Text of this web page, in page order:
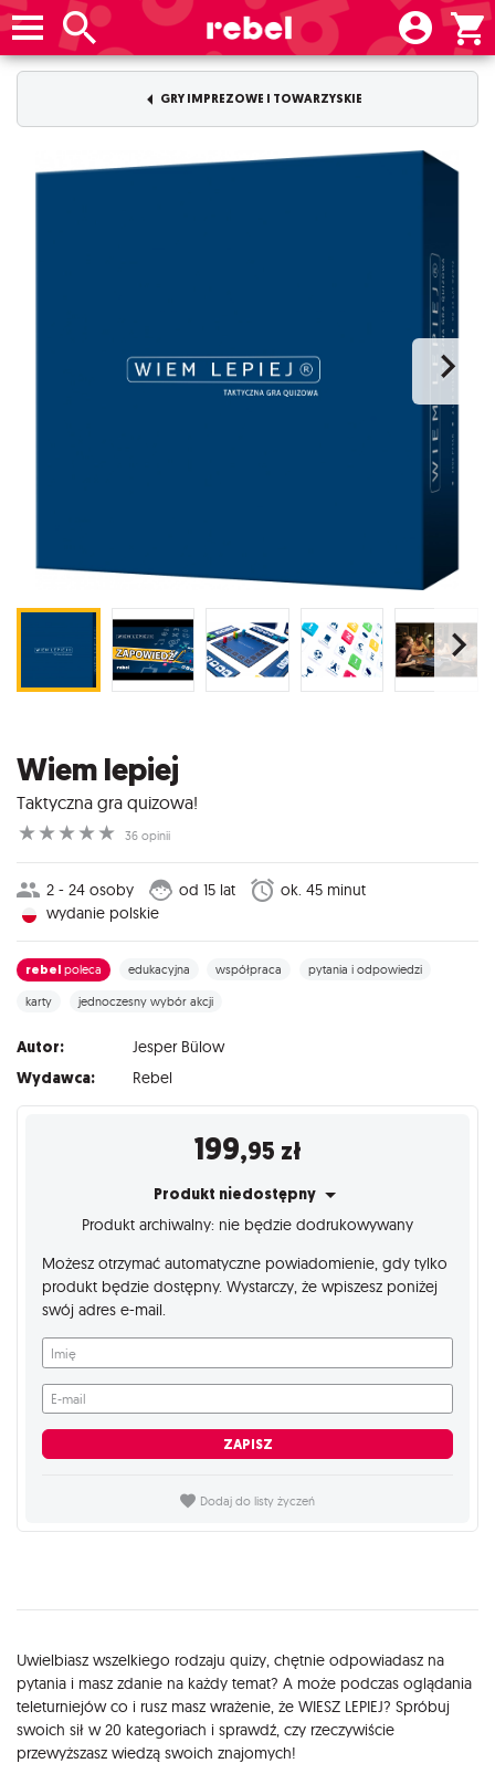
GRY IMPREZOWE I TOWARZYSKIE
Wiem lepiej
Taktyczna gra quizowa!
☆
☆
☆
☆
☆ 36 opinii
2 - 24 osoby od 15 lat
ok. 45 minut
wydanie polskie
rebel poleca edukacyjna współpraca pytania i odpowiedzi
karty jednoczesny wybór akcji
Autor: Jesper Bülow
Wydawca: Rebel
199,95 zł
Produkt niedostępny
Produkt archiwalny: nie będzie dodrukowywany
Możesz otrzymać automatyczne powiadomienie, gdy tylko
produkt będzie dostępny. Wystarczy, że wpiszesz poniżej
swój adres e-mail.
Imię
E-mail
ZAPISZ
Dodaj do listy życzeń
Opis
Uwielbiasz wszelkiego rodzaju quizy, chętnie odpowiadasz na
pytania i masz zdanie na każdy temat? A może podczas oglądania
teleturniejów co i rusz masz wrażenie, że WIESZ LEPIEJ? Spróbuj
swoich sił w 20 kategoriach i sprawdź, czy rzeczywiście
przewyższasz wiedzą swoich znajomych!